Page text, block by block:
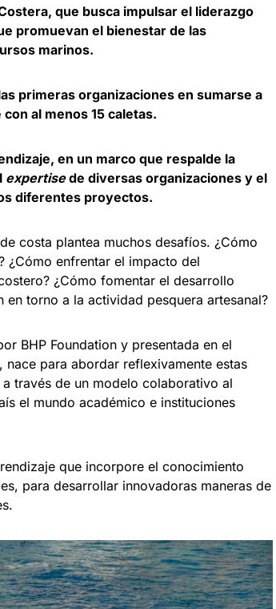
que busca impulsar el liderazgo
promuevan el bienestar de las
marinos.
primeras organizaciones en sumarse a
al menos 15 caletas.
en un marco que respalde la
expertisede diversas organizaciones y el
diferentes proyectos.
costa plantea muchos desafíos. ¿Cómo
¿Cómo enfrentar el impacto del
¿Cómo fomentar el desarrollo
en torno a la actividad pesquera artesanal?
BHP Foundation y presentada en el
para abordar reflexivamente estas
través de un modelo colaborativo al
el mundo académico e instituciones
que incorpore el conocimiento
para desarrollar innovadoras maneras de